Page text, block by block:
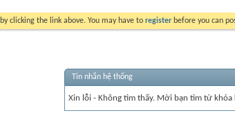
by clicking the link above. You may have to register before you can
Tin nhắn hệ thống
Xin lỗi - Không tìm thấy. Mời bạn tìm từ khóa